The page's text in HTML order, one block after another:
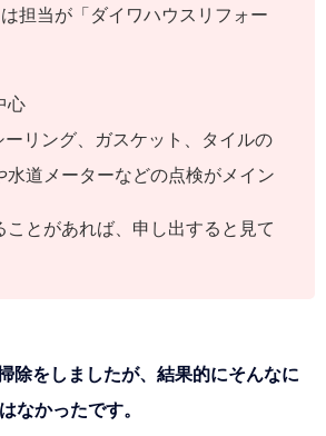
担当が「ダイワハウスリフォー
心
リング、ガスケット、タイルの
水道メーターなどの点検がメイン
とがあれば、申し出すると見て
除をしましたが、結果的にそんなに
なかったです。